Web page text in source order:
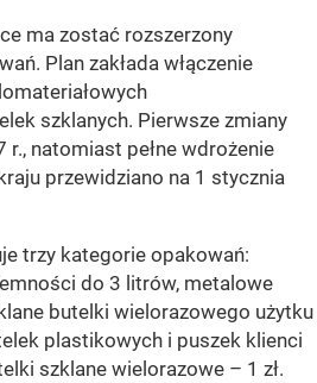
ma zostać rozszerzony
Plan zakłada włączenie
szklanych. Pierwsze zmiany
natomiast pełne wdrożenie
przewidziano na 1 stycznia
trzy kategorie opakowań:
do 3 litrów, metalowe
butelki wielorazowego użytku
plastikowych i puszek klienci
szklane wielorazowe – 1 zł.